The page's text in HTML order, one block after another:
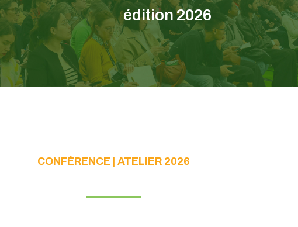
édition 2026
CONFÉRENCE | ATELIER 2026